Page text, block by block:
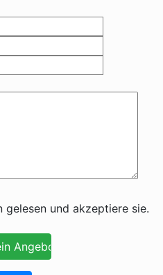
gelesen und akzeptiere sie.